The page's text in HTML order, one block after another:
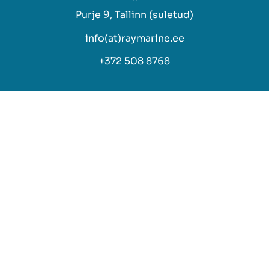
Purje 9, Tallinn (suletud)
info(at)raymarine.ee
+372 508 8768